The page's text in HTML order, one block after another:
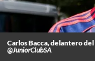
Carlos Bacca, delantero
@JuniorClubSA